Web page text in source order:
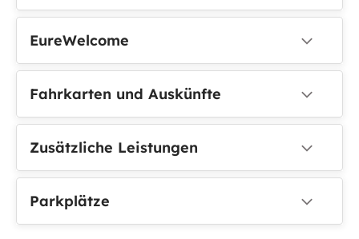
EureWelcome
Fahrkarten und Auskünfte
Zusätzliche Leistungen
Parkplätze